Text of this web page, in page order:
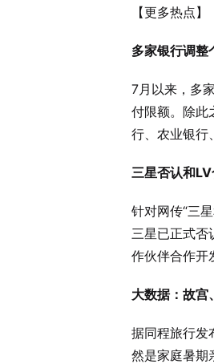
【更多热点】
多家银行调整
7月以来，多
付限额。除此
行、农业银行
三星否认和
针对网传“三
三星已正式否
作伙伴合作开
大数据：故宫
据同程旅行发
然是家庭暑期